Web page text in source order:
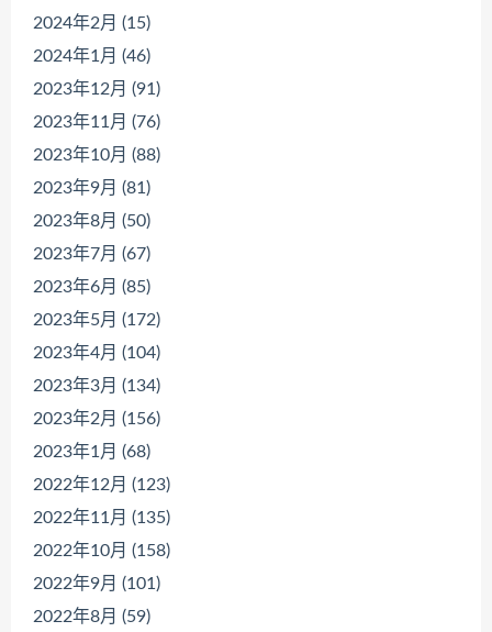
2024年2月 (15)
2024年1月 (46)
2023年12月 (91)
2023年11月 (76)
2023年10月 (88)
2023年9月 (81)
2023年8月 (50)
2023年7月 (67)
2023年6月 (85)
2023年5月 (172)
2023年4月 (104)
2023年3月 (134)
2023年2月 (156)
2023年1月 (68)
2022年12月 (123)
2022年11月 (135)
2022年10月 (158)
2022年9月 (101)
2022年8月 (59)